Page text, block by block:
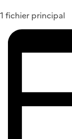
1 fichier principal